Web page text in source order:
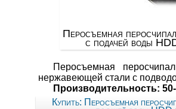
Перосъемная
с подачей воды
Перосъемная
нержавеющей стали с
Производительность:
Купить: Перосъемная